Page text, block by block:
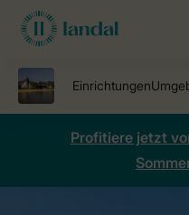
Profitiere jetzt